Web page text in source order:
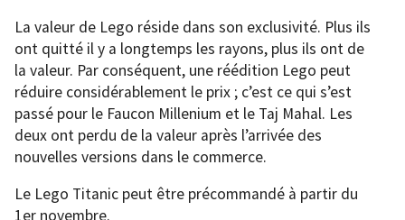
La valeur de Lego réside dans son exclusivité. Plus ils
ont quitté il y a longtemps les rayons, plus ils ont de
la valeur. Par conséquent, une réédition Lego peut
réduire considérablement le prix ; c’est ce qui s’est
passé pour le Faucon Millenium et le Taj Mahal. Les
deux ont perdu de la valeur après l’arrivée des
nouvelles versions dans le commerce.
Le Lego Titanic peut être précommandé à partir du
1er novembre.